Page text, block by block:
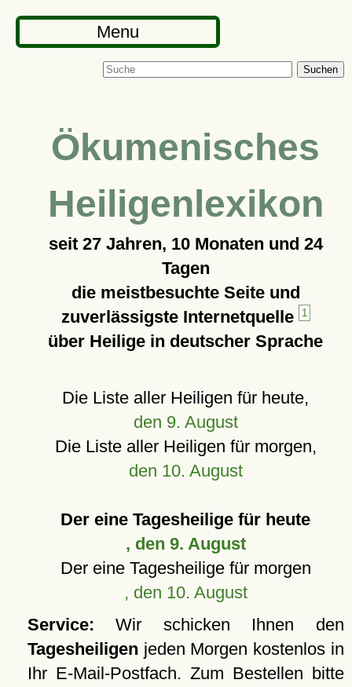
Menu
Suchen
Ökumenisches
Heiligenlexikon
seit 27 Jahren, 10 Monaten und 24
Tagen
die meistbesuchte Seite und
zuverlässigste Internetquelle
1
über Heilige in deutscher Sprache
Die Liste aller Heiligen für heute,
den 9. August
Die Liste aller Heiligen für morgen,
den 10. August
Der eine Tagesheilige für heute
, den 9. August
Der eine Tagesheilige für morgen
, den 10. August
Service: Wir schicken Ihnen den
Tagesheiligen jeden Morgen kostenlos in
Ihr E-Mail-Postfach. Zum Bestellen bitte